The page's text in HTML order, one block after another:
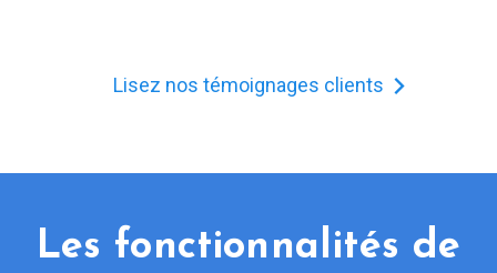
Lisez nos témoignages clients
Les fonctionnalités de